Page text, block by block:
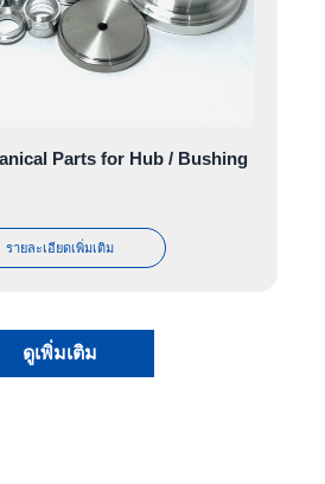
Parts for Hub / Bushing
รายละเอียดเพิ่มเติม
ดูเพิ่มเติม